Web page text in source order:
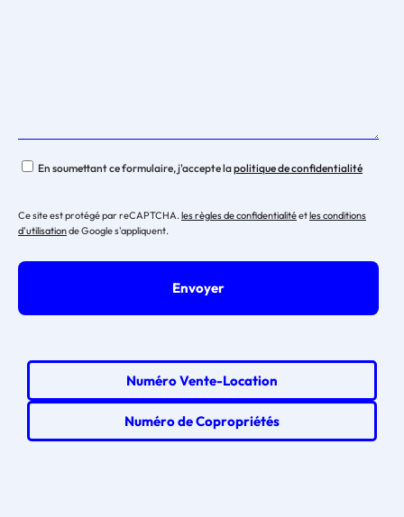
En soumettant ce formulaire, j'accepte lapolitique de confidentialité
Ce site est protégé par reCAPTCHA.les règles de confidentialitéetles conditions
d'utilisationde Google s'appliquent.
Numéro Vente-Location
Numéro de Copropriétés